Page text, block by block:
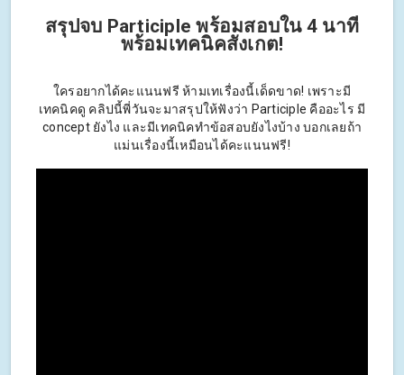
สรุปจบ Participle พร้อมสอบใน 4 นาที
พร้อมเทคนิคสังเกต!
ใครอยากได้คะแนนฟรี ห้ามเทเรื่องนี้เด็ดขาด! เพราะมี
เทคนิคดู คลิปนี้พี่วันจะมาสรุปให้ฟังว่า Participle คืออะไร มี
concept ยังไง และมีเทคนิคทำข้อสอบยังไงบ้าง บอกเลยถ้า
แม่นเรื่องนี้เหมือนได้คะแนนฟรี!